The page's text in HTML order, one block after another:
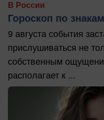
В России
Гороскоп по
9 августа события
прислушиваться не
собственным
располагает к ...